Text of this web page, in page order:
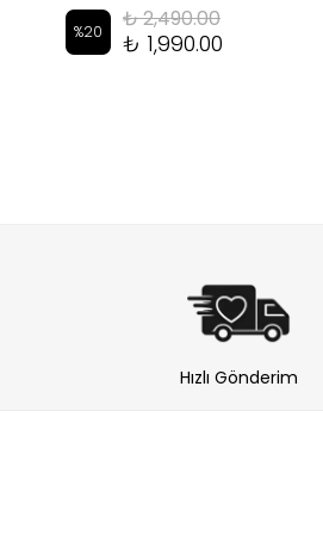
%20 ₺ 2,490.00
₺ 1,990.00
Hızlı Gönderim